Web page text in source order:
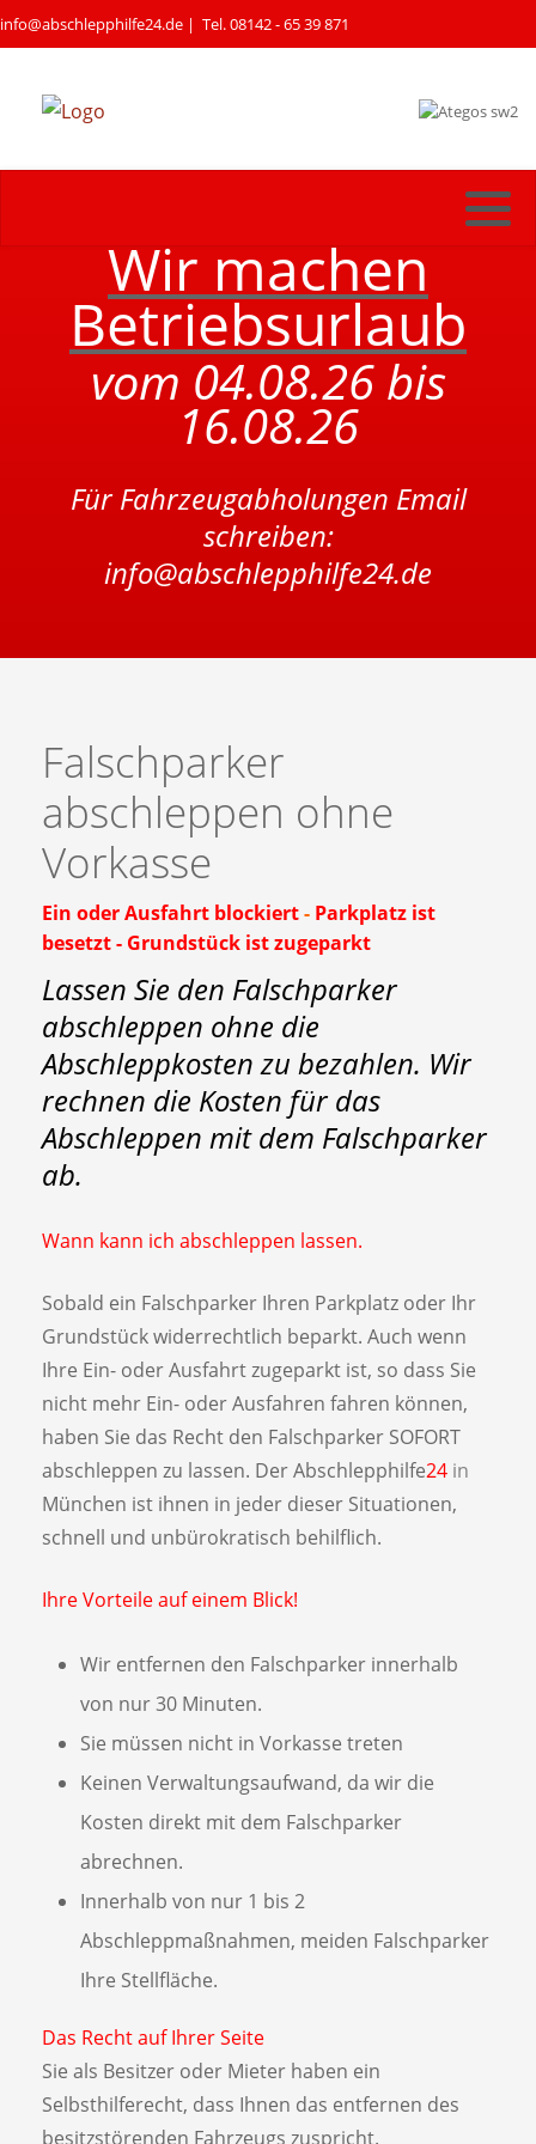
info@abschlepphilfe24.de | Tel. 08142 - 65 39 871
Wir machen
Betriebsurlaub
vom 04.08.26 bis
16.08.26
Für Fahrzeugabholungen Email
schreiben:
info@abschlepphilfe24.de
Falschparker
abschleppen ohne
Vorkasse
Ein oder Ausfahrt blockiert- Parkplatz ist
besetzt - Grundstück ist zugeparkt
Lassen Sie den Falschparker
abschleppen ohne die
Abschleppkosten zu bezahlen. Wir
rechnen die Kosten für das
Abschleppen mit dem Falschparker
ab.
Wann kann ich abschleppen lassen.
Sobald ein Falschparker Ihren Parkplatz oder Ihr
Grundstück widerrechtlich beparkt. Auch wenn
Ihre Ein- oder Ausfahrt zugeparkt ist, so dass Sie
nicht mehr Ein- oder Ausfahren fahren können,
haben Sie das Recht den Falschparker SOFORT
abschleppen zu lassen. Der Abschlepphilfe24 in
München ist ihnen in jeder dieser Situationen,
schnell und unbürokratisch behilflich.
Ihre Vorteile auf einem Blick!
Wir entfernen den Falschparker innerhalb
von nur 30 Minuten.
Sie müssen nicht in Vorkasse treten
Keinen Verwaltungsaufwand, da wir die
Kosten direkt mit dem Falschparker
abrechnen.
Innerhalb von nur 1 bis 2
Abschleppmaßnahmen, meiden Falschparker
Ihre Stellfläche.
Das Recht auf Ihrer Seite
Sie als Besitzer oder Mieter haben ein
Selbsthilferecht, dass Ihnen das entfernen des
besitzstörenden Fahrzeugs zuspricht.